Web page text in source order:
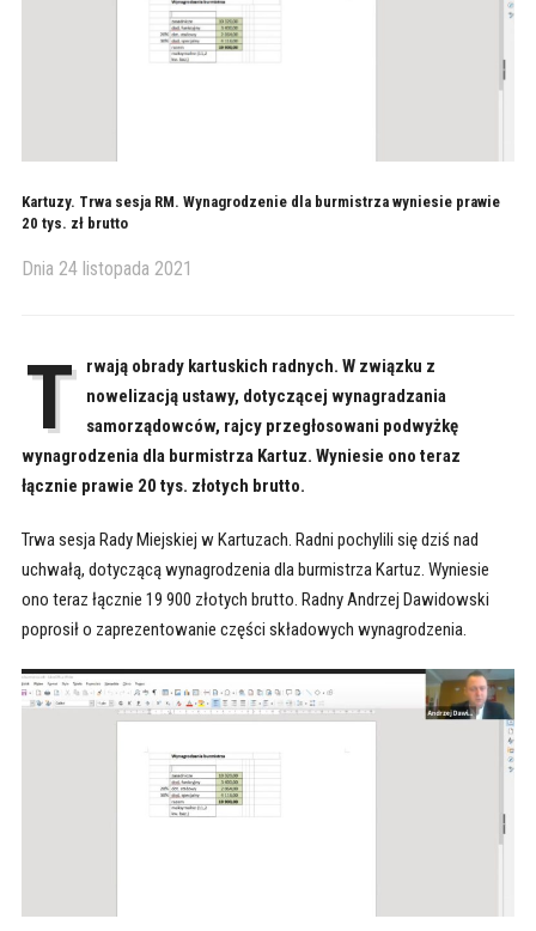
Kartuzy. Trwa sesja RM. Wynagrodzenie dla burmistrza wyniesie prawie
20 tys. zł brutto
Dnia 24 listopada 2021
T
rwają obrady kartuskich radnych. W związku z
nowelizacją ustawy, dotyczącej wynagradzania
samorządowców, rajcy przegłosowani podwyżkę
wynagrodzenia dla burmistrza Kartuz. Wyniesie ono teraz
łącznie prawie 20 tys. złotych brutto.
Trwa sesja Rady Miejskiej w Kartuzach. Radni pochylili się dziś nad
uchwałą, dotyczącą wynagrodzenia dla burmistrza Kartuz. Wyniesie
ono teraz łącznie 19 900 złotych brutto. Radny Andrzej Dawidowski
poprosił o zaprezentowanie części składowych wynagrodzenia.